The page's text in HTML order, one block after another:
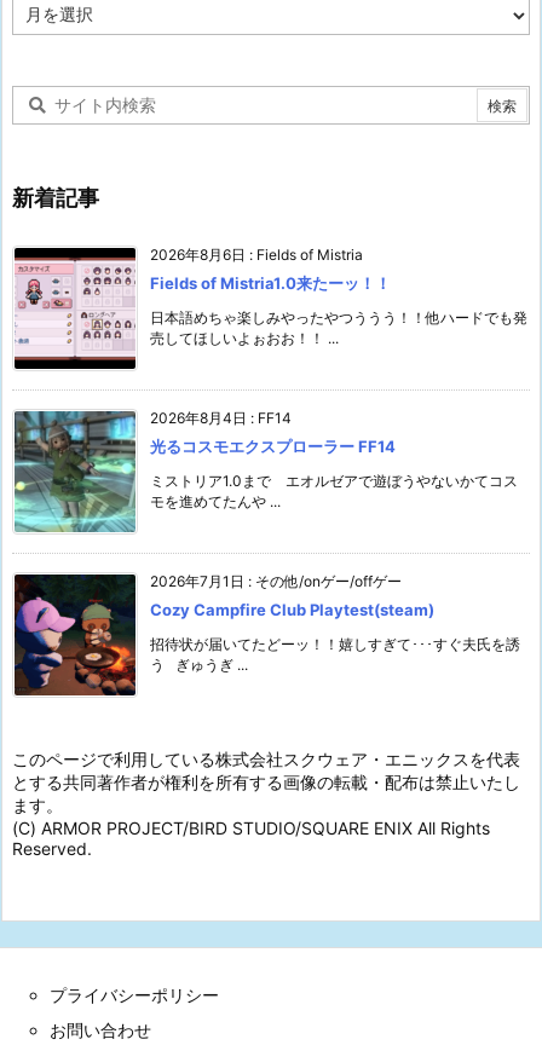
ー
新着記事
2026年8月6日 : Fields of Mistria
Fields of Mistria1.0来たーッ！！
日本語めちゃ楽しみやったやつううう！！他ハードでも発
売してほしいよぉおお！！ ...
2026年8月4日 : FF14
光るコスモエクスプローラー FF14
ミストリア1.0まで エオルゼアで遊ぼうやないかてコス
モを進めてたんや ...
2026年7月1日 : その他/onゲー/offゲー
Cozy Campfire Club Playtest(steam)
招待状が届いてたどーッ！！嬉しすぎて･･･すぐ夫氏を誘
う ぎゅうぎ ...
このページで利用している株式会社スクウェア・エニックスを代表
とする共同著作者が権利を所有する画像の転載・配布は禁止いたし
ます。
(C) ARMOR PROJECT/BIRD STUDIO/SQUARE ENIX All Rights
Reserved.
プライバシーポリシー
お問い合わせ